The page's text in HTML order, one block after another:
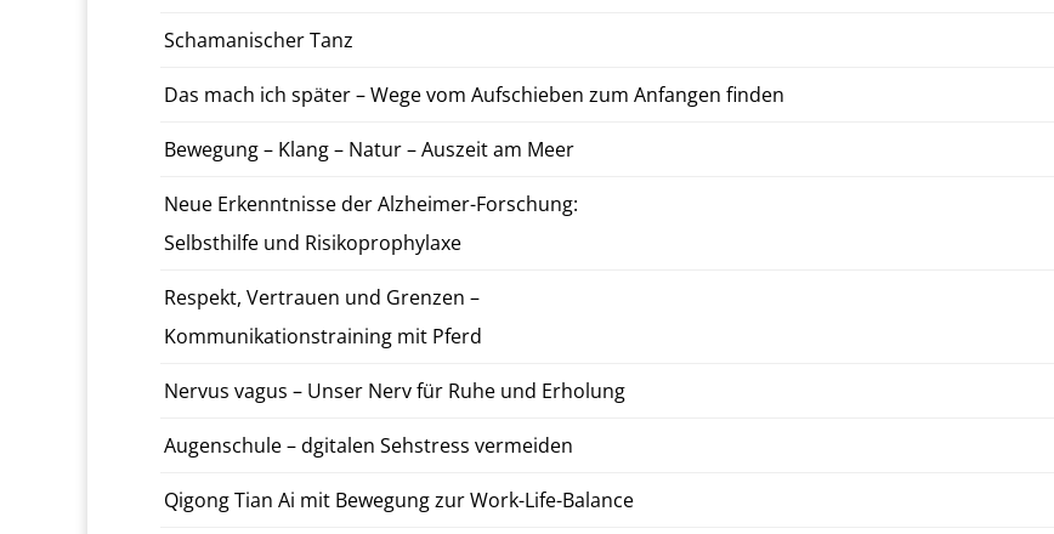
Schaman­is­ch­er Tanz
Das mach ich später – Wege vom Auf­schieben zum An­fan­gen finden
Be­we­gung – Klang – Natur – Auszeit am Meer
Neue Erken­nt­nisse der Alzheimer-­Forschung:
Selb­sthil­fe und Risiko­pro­phy­laxe
Re­spekt, Ver­trauen und Gren­zen –
Kom­mu­nika­tion­strain­ing mit Pferd
Nervus vagus – Unser Nerv für Ruhe und Er­hol­ung
Au­gen­schule – dg­i­tal­en Sehstress ver­mei­den
Qigong Tian Ai mit Be­we­gung zur Work-Life-Bal­ance